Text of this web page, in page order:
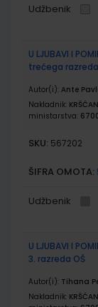
Udžbenik
U LJUBAVI I
trećega
Autor(i): Ante
Nakladnik:
ministarstva:
SKU: 567202
ŠIFRA OMOTA:
Udžbenik
U LJUBAVI I
3. razreda OŠ
Autor(i): Tihana
Nakladnik: